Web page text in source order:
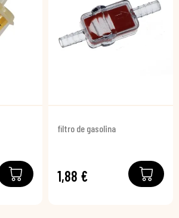
filtro de gasolina
1,88 €